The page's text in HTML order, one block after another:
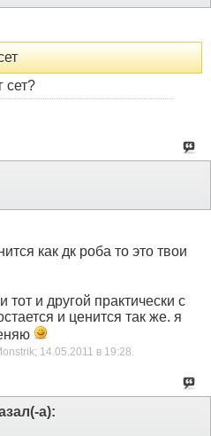
сет?
как дк роба то это твои
и другой практически с
и ценится так же. я
14.05.2011 в 19:28.
а):